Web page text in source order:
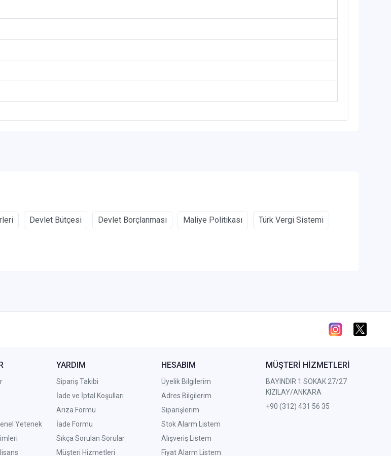
Devlet Bütçesi Devlet Borçlanması Maliye Politikası Türk Vergi Sistemi
Yetenek
YARDIM
Sipariş Takibi
İade ve İptal Koşulları
Arıza Formu
İade Formu
Sıkça Sorulan Sorular
Müşteri Hizmetleri
HESABIM
Üyelik Bilgilerim
Adres Bilgilerim
Siparişlerim
Stok Alarm Listem
Alışveriş Listem
Fiyat Alarm Listem
MÜŞTERİ HİZMETLERİ
BAYINDIR 1 SOKAK 27/27
KIZILAY/ANKARA
+90 (312) 431 56 35